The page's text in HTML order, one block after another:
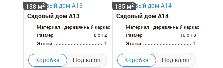
138 м2
Садовый дом А13
Материал
деревянный каркас
Размер
8 x 12
Этажи
1
Коробка Под ключ
185 м2
Садовый дом А14
Материал
деревянный каркас
Размер
10 x 13
Этажи
1
Коробка Под ключ